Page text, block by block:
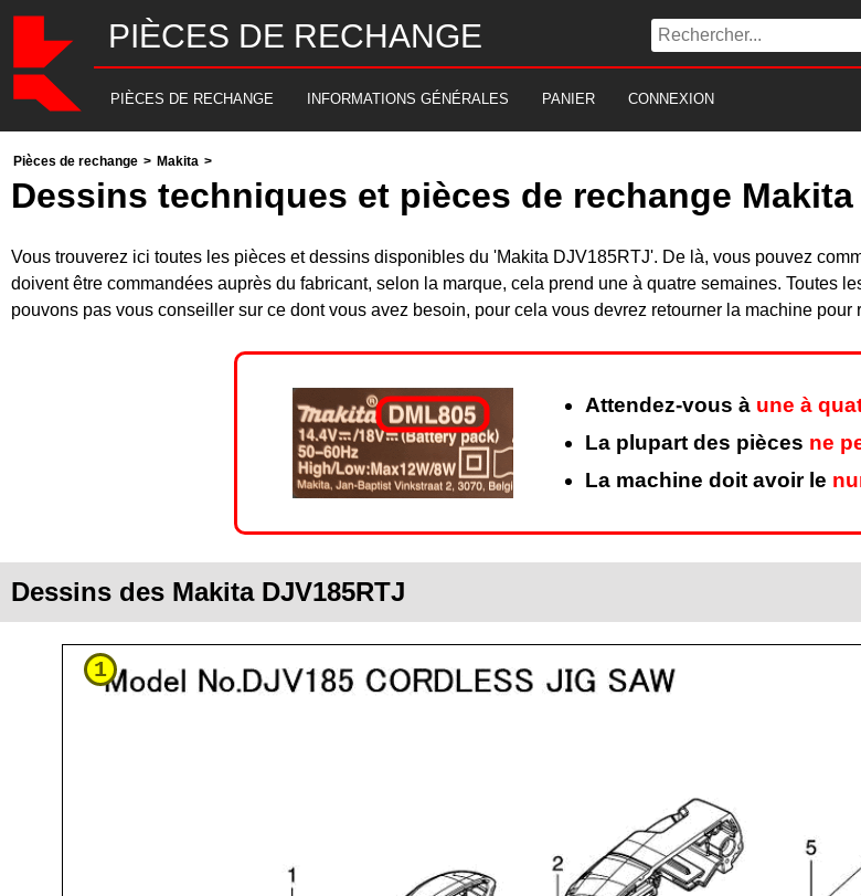
PIÈCES DE RECHANGE
PIÈCES DE RECHANGE INFORMATIONS GÉNÉRALES PANIER CONNEXION
Pièces de rechange > Makita >
Dessins techniques et pièces de rechange
Vous trouverez ici toutes les pièces et dessins disponibles du 'Makita DJV185RTJ'. De là, vous pouvez
doivent être commandées auprès du fabricant, selon la marque, cela prend une à quatre semaines. Toutes
pouvons pas vous conseiller sur ce dont vous avez besoin, pour cela vous devrez retourner la machine
Attendez-vous à une à
La plupart des pièces ne
La machine doit avoir le
Dessins des Makita DJV185RTJ
1